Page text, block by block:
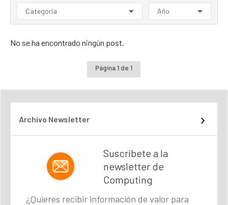
Categoría Año
No se ha encontrado ningún post.
Página 1 de 1
Archivo Newsletter
Suscríbete a la
newsletter de
Computing
¿Quieres recibir información de valor para